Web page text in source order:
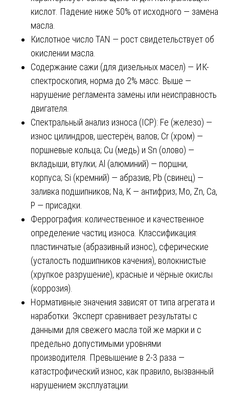
кислот. Падение ниже 50% от исходного — замена
масла.
Кислотное число TAN — рост свидетельствует об
окислении масла.
Содержание сажи (для дизельных масел) — ИК-
спектроскопия, норма до 2% масс. Выше —
нарушение регламента замены или неисправность
двигателя.
Спектральный анализ износа (ICP): Fe (железо) —
износ цилиндров, шестерён, валов; Cr (хром) —
поршневые кольца; Cu (медь) и Sn (олово) —
вкладыши, втулки; Al (алюминий) — поршни,
корпуса; Si (кремний) — абразив; Pb (свинец) —
заливка подшипников; Na, K — антифриз; Mo, Zn, Ca,
P — присадки.
Феррография: количественное и качественное
определение частиц износа. Классификация:
пластинчатые (абразивный износ), сферические
(усталость подшипников качения), волокнистые
(хрупкое разрушение), красные и чёрные окислы
(коррозия).
Нормативные значения зависят от типа агрегата и
наработки. Эксперт сравнивает результаты с
данными для свежего масла той же марки и с
предельно допустимыми уровнями
производителя. Превышение в 2-3 раза —
катастрофический износ, как правило, вызванный
нарушением эксплуатации.